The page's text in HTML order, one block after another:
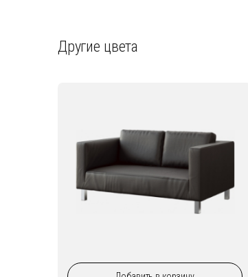
Другие цвета